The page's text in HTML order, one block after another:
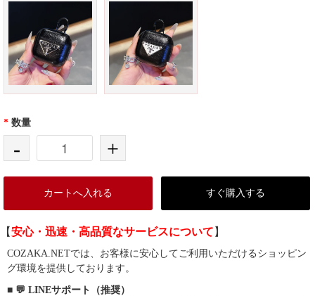
* 数量
- +
カートへ入れる すぐ購入する
【安心・迅速・高品質なサービスについて 】
COZAKA.NETでは、お客様に安心してご利用いただけるショッピン
グ環境を提供しております。
■ 💬 LINEサポート（推奨）